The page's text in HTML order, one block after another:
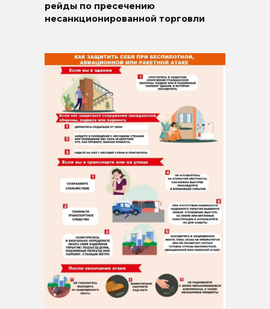
рейды по пресечению
несанкционированной торговли